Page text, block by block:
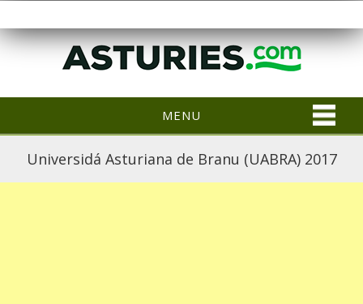
MENU
Universidá Asturiana de Branu (UABRA) 2017